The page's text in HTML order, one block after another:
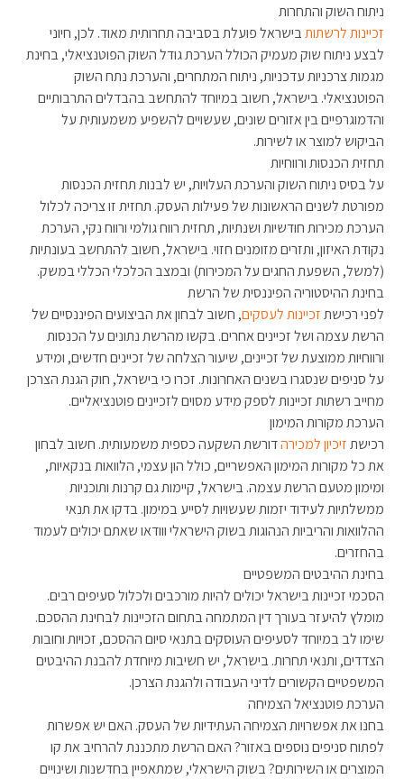
ניתוח השוק והתחרות
זכיינות לרשתותבישראל פועלת בסביבה תחרותית מאוד. לכן, חיוני
לבצע ניתוח שוק מעמיק הכולל הערכת גודל השוק הפוטנציאלי, בחינת
מגמות צרכניות עדכניות, ניתוח המתחרים, והערכת נתח השוק
הפוטנציאלי. בישראל, חשוב במיוחד להתחשב בהבדלים התרבותיים
והדמוגרפיים בין אזורים שונים, שעשויים להשפיע משמעותית על
הביקוש למוצר או לשירות.
תחזית הכנסות ורווחיות
על בסיס ניתוח השוק והערכת העלויות, יש לבנות תחזית הכנסות
מפורטת לשנים הראשונות של פעילות העסק. תחזית זו צריכה לכלול
הערכת מכירות חודשיות ושנתיות, תחזית רווח גולמי ורווח נקי, הערכת
נקודת האיזון, ותזרים מזומנים חזוי. בישראל, חשוב להתחשב בעונתיות
(למשל, השפעת החגים על המכירות) ובמצב הכלכלי הכללי במשק.
בחינת ההיסטוריה הפיננסית של הרשת
לפני רכישתזכיינות לעסקים, חשוב לבחון את הביצועים הפיננסיים של
הרשת עצמה ושל זכיינים אחרים. בקשו מהרשת נתונים על הכנסות
ורווחיות ממוצעת של זכיינים, שיעור הצלחה של זכיינים חדשים, ומידע
על סניפים שנסגרו בשנים האחרונות. זכרו כי בישראל, חוק הגנת הצרכן
מחייב רשתות זכיינות לספק מידע מסוים לזכיינים פוטנציאליים.
הערכת מקורות המימון
רכישתזיכיון למכירהדורשת השקעה כספית משמעותית. חשוב לבחון
את כל מקורות המימון האפשריים, כולל הון עצמי, הלוואות בנקאיות,
ומימון מטעם הרשת עצמה. בישראל, קיימות גם קרנות ותוכניות
ממשלתיות לעידוד יזמות שעשויות לסייע במימון. בדקו את תנאי
ההלוואות והריביות הנהוגות בשוק הישראלי ווודאו שאתם יכולים לעמוד
בהחזרים.
בחינת ההיבטים המשפטיים
הסכמי זכיינות בישראל יכולים להיות מורכבים ולכלול סעיפים רבים.
מומלץ להיעזר בעורך דין המתמחה בתחום הזכיינות לבחינת ההסכם.
שימו לב במיוחד לסעיפים העוסקים בתנאי סיום ההסכם, זכויות וחובות
הצדדים, ותנאי תחרות. בישראל, יש חשיבות מיוחדת להבנת ההיבטים
המשפטיים הקשורים לדיני העבודה ולהגנת הצרכן.
הערכת פוטנציאל הצמיחה
בחנו את אפשרויות הצמיחה העתידיות של העסק. האם יש אפשרות
לפתוח סניפים נוספים באזור? האם הרשת מתכננת להרחיב את קו
המוצרים או השירותים? בשוק הישראלי, שמתאפיין בחדשנות ושינויים